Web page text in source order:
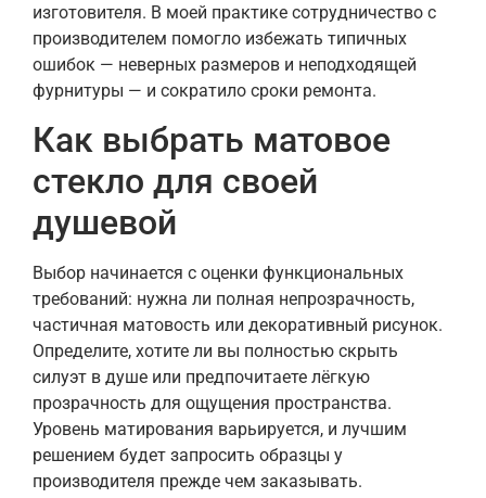
изготовителя. В моей практике сотрудничество с
производителем помогло избежать типичных
ошибок — неверных размеров и неподходящей
фурнитуры — и сократило сроки ремонта.
Как выбрать матовое
стекло для своей
душевой
Выбор начинается с оценки функциональных
требований: нужна ли полная непрозрачность,
частичная матовость или декоративный рисунок.
Определите, хотите ли вы полностью скрыть
силуэт в душе или предпочитаете лёгкую
прозрачность для ощущения пространства.
Уровень матирования варьируется, и лучшим
решением будет запросить образцы у
производителя прежде чем заказывать.